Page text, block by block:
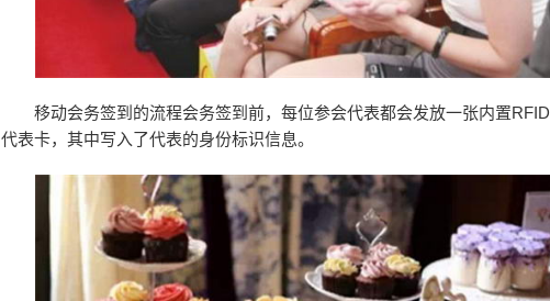
移动会务签到的流程会务签到前，每位参会代表都会发放一张内置
代表卡，其中写入了代表的身份标识信息。